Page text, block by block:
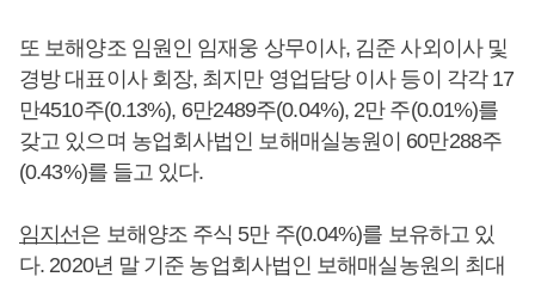
또 보해양조 임원인 임재웅 상무이사, 김준 사외이사 및
경방 대표이사 회장, 최지만 영업담당 이사 등이 각각 17
만4510주(0.13%), 6만2489주(0.04%), 2만 주(0.01%)를
갖고 있으며 농업회사법인 보해매실농원이 60만288주
(0.43%)를 들고 있다.
임지선은 보해양조 주식 5만 주(0.04%)를 보유하고 있
다. 2020년 말 기준 농업회사법인 보해매실농원의 최대